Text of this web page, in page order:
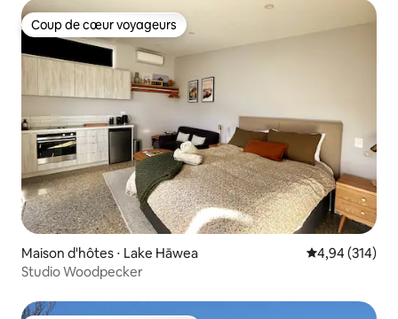
Coup de cœur voyageurs
Coup de cœur voyageurs
Maison d'hôtes ⋅ Lake Hāwea Évaluation
4,94 (314)
Studio Woodpecker